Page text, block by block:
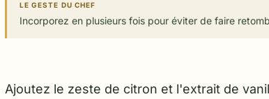
LE GESTE DU CHEF
Incorporez en plusieurs fois pour éviter de faire
Ajoutez le zeste de citron et l'extrait de